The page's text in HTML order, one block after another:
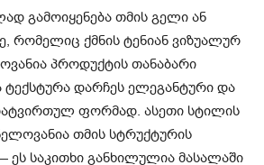
გამოიყენება თმის გელი ან
რომელიც ქმნის ტენიან ვიზუალურ
პროდუქტის თანაბარი
ტექსტურა დარჩეს ელეგანტური და
ფორმად. ასეთი სტილის
თმის სტრუქტურის
ეს საკითხი განხილულია მასალაში